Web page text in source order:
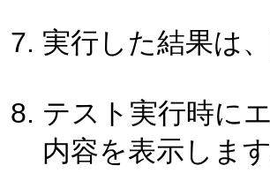
実行した結果は、
テスト実行時に
内容を表示します